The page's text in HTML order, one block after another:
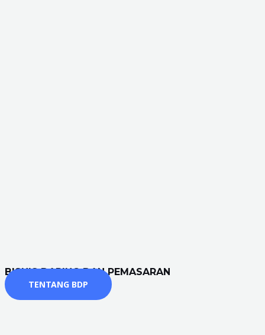
BISNIS DARING DAN PEMASARAN
TENTANG BDP